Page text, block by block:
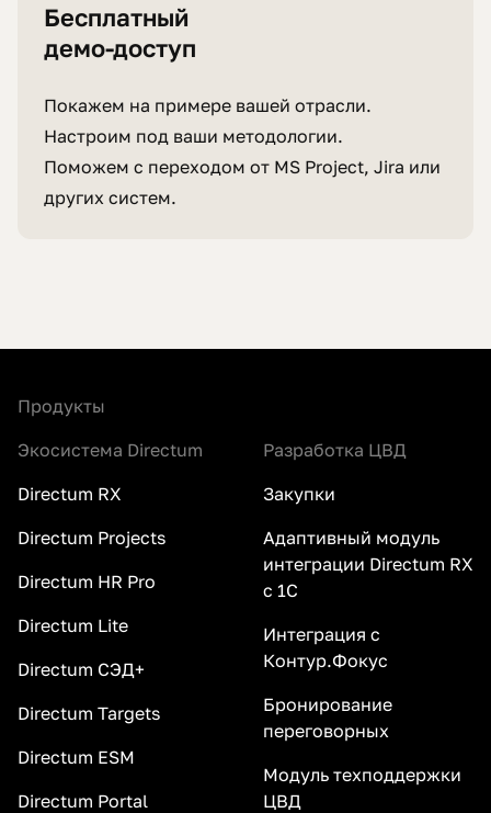
Бесплатный
демо-доступ
Покажем на примере вашей отрасли.
Настроим под ваши методологии.
Поможем с переходом от MS Project, Jira или
других систем.
Продукты
Экосистема Directum
Directum RX
Directum Projects
Directum HR Pro
Directum Lite
Directum СЭД+
Directum Targets
Directum ESM
Directum Portal
Разработка ЦВД
Закупки
Адаптивный модуль
интеграции Directum RX
с 1С
Интеграция с
Контур.Фокус
Бронирование
переговорных
Модуль техподдержки
ЦВД